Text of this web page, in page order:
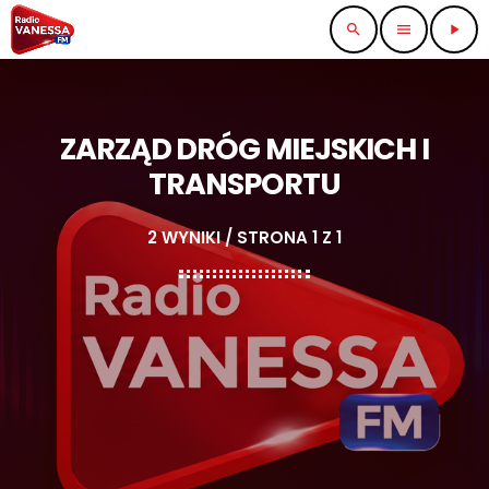
search menu play_arrow
ZARZĄD DRÓG MIEJSKICH I
TRANSPORTU
2 WYNIKI / STRONA 1 Z 1